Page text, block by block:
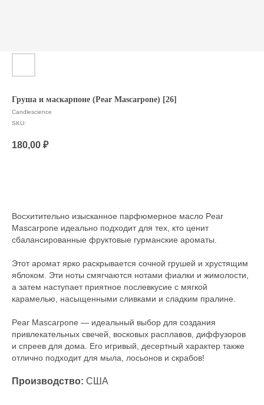
Груша и маскарпоне (Pear Mascarpone) [26]
Candlescience
SKU:
180,00 ₽
Восхитительно изысканное парфюмерное масло Pear
Mascarpone идеально подходит для тех, кто ценит
сбалансированные фруктовые гурманские ароматы.
Этот аромат ярко раскрывается сочной грушей и хрустящим
яблоком. Эти ноты смягчаются нотами фиалки и жимолости,
а затем наступает приятное послевкусие с мягкой
карамелью, насыщенными сливками и сладким пралине.
Pear Mascarpone — идеальный выбор для создания
привлекательных свечей, восковых расплавов, диффузоров
и спреев для дома. Его игривый, десертный характер также
отлично подходит для мыла, лосьонов и скрабов!
Производство: США